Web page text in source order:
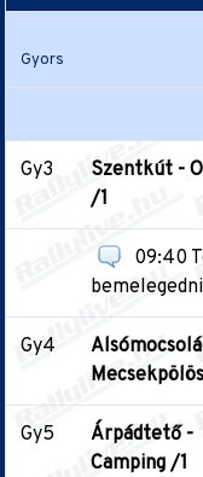
Gyors
Gy3
Szentkút -
/1
09:40
Gy4
Gy5
Árpádtető -
Camping /1